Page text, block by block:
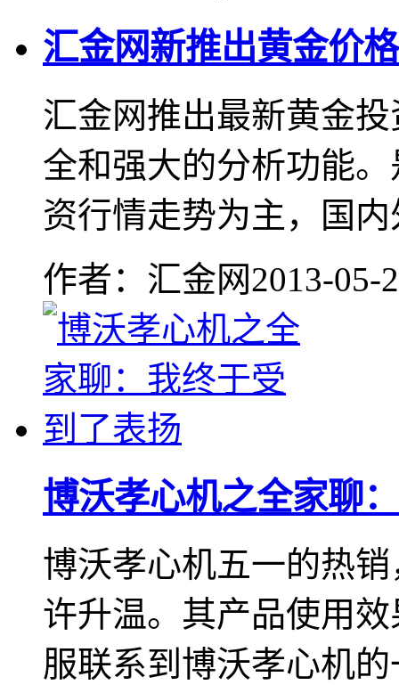
汇金网新推出黄金价
汇金网推出最新黄金
全和强大的分析功能
资行情走势为主，国
作者：汇金网2013-05-
博沃孝心机之全家聊
博沃孝心机五一的热
许升温。其产品使用
服联系到博沃孝心机